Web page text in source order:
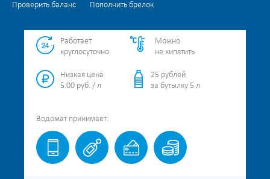
Проверить баланс Пополнить брелок
Работает
круглосуточно
Можно
не кипятить
Низкая цена
5.00 руб. / л
25 рублей
за бутылку 5 л
Водомат принимает: